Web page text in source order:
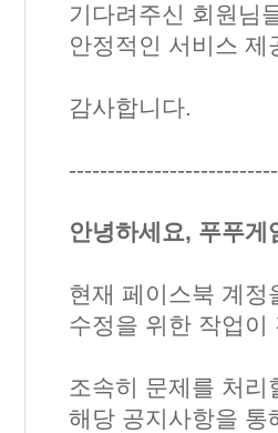
기다려주신 회원님
안정적인 서비스
감사합니다.
안녕하세요, 푸푸게
현재 페이스북 계
수정을 위한 작업이
조속히 문제를 처
해당 공지사항을 통